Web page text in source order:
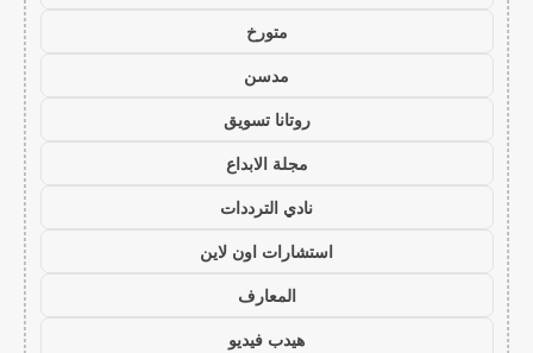
متورخ
مدسن
روتانا تسويق
مجلة الابداع
نادي الترددات
استشارات اون لاين
المعارف
هيدب فيديو